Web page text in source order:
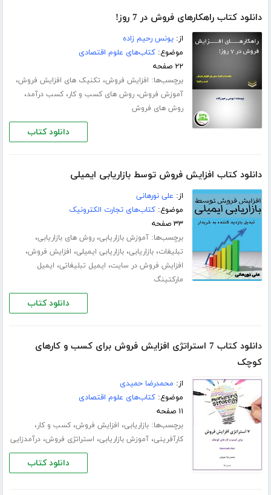
دانلود کتاب راهکارهای فروش در 7 روز!
از:یونس رحیم زاده
موضوع:کتاب‌های علوم اقتصادی
۲۲ صفحه
برچسب‌ها: افزایش فروش، تکنیک های افزایش فروش،
آموزش فروش،روش های کسب و کار،کسب درآمد،
روش های فروش
دانلود کتاب
دانلود کتاب افزایش فروش توسط بازاریابی ایمیلی
از: علی نورهانی
موضوع:کتاب‌های تجارت الکترونیک
۳۳ صفحه
برچسب‌ها:آموزش بازاریابی،روش های بازاریابی،
تبلیغات،بازاریابی،بازاریابی ایمیلی، افزایش فروش،
افزایش فروش در سایت، ایمیل تبلیغاتی، ایمیل
مارکتینگ
دانلود کتاب
دانلود کتاب 7 استراتژی افزایش فروش برای کسب و کارهای
کوچک
از: محمدرضا حمیدی
موضوع:کتاب‌های علوم اقتصادی
۱۱ صفحه
برچسب‌ها:بازاریابی، افزایش فروش،کسب و کار،
کارآفرینی،آموزش بازاریابی، استراتژی فروش،درآمدزایی
دانلود کتاب